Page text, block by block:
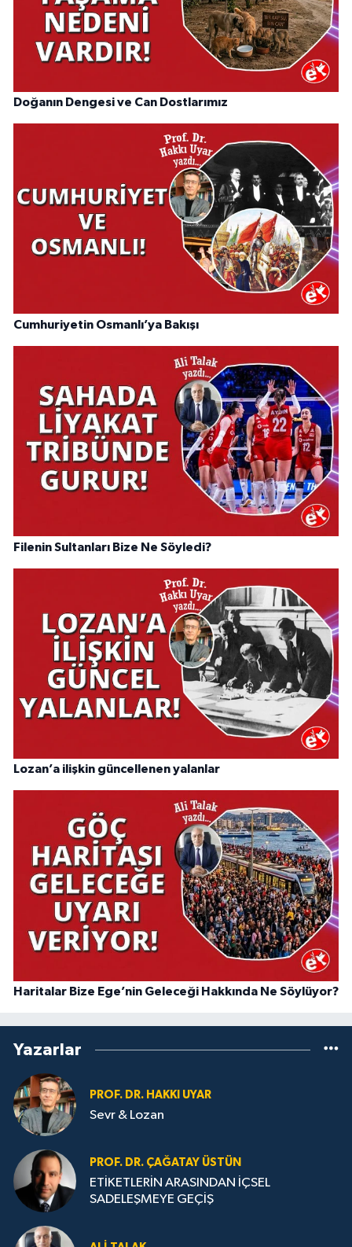
Doğanın Dengesi ve Can Dostlarımız
Cumhuriyetin Osmanlı’ya Bakışı
Filenin Sultanları Bize Ne Söyledi?
Lozan’a ilişkin güncellenen yalanlar
Haritalar Bize Ege’nin Geleceği Hakkında Ne Söylüyor?
Yazarlar
PROF. DR. HAKKI UYAR
Sevr & Lozan
PROF. DR. ÇAĞATAY ÜSTÜN
ETİKETLERİN ARASINDAN İÇSEL
SADELEŞMEYE GEÇİŞ